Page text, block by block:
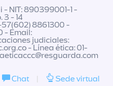
NIT: 890399001-1 -
3 - 14
8861300 -
- Email:
judiciales:
- Línea ética: 01-
Chat | Sede virtual